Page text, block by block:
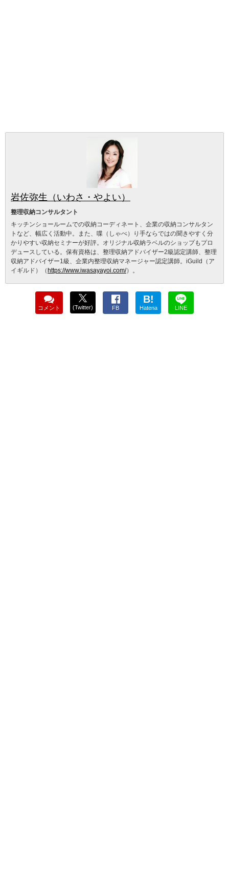
岩佐弥生（いわさ・やよい）
整理収納コンサルタント
キッチンショールームでの収納コーディネート、企業の収納コンサルタン
トなど、幅広く活動中。また、喋（しゃべ）り手ならではの聞きやすく分
かりやすい収納セミナーが好評。オリジナル収納ラベルのショップもプロ
デュースしている。保有資格は、整理収納アドバイザー2級認定講師、整理
収納アドバイザー1級、企業内整理収納マネージャー認定講師。iGuild（ア
イギルド）（ https://www.iwasayayoi.com/）。
コメント (Twitter) FB
B!
Hatena LINE